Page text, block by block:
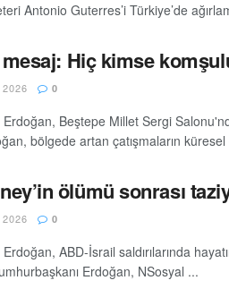
Antonio Guterres’i Türkiye’de
mesaj: Hiç kimse
0
Beştepe Millet Sergi
bölgede artan çatışmaların
ölümü sonrası
0
ABD-İsrail saldırılarında
Erdoğan, NSosyal ...